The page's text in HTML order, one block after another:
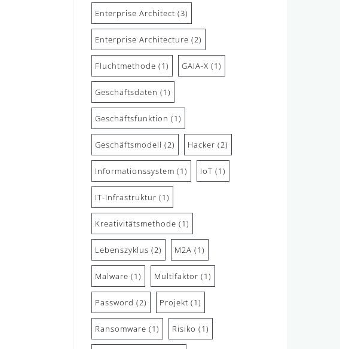
Enterprise Architect (3)
Enterprise Architecture (2)
Fluchtmethode (1) GAIA-X (1)
Geschäftsdaten (1)
Geschäftsfunktion (1)
Geschäftsmodell (2) Hacker (2)
Informationssystem (1) IoT (1)
IT-Infrastruktur (1)
Kreativitätsmethode (1)
Lebenszyklus (2) M2A (1)
Malware (1) Multifaktor (1)
Password (2) Projekt (1)
Ransomware (1) Risiko (1)